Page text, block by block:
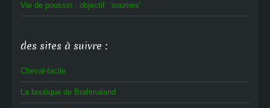
Vie de poussin : objectif ‘sourires’
des sites à suivre :
Cheval-facile
La boutique de Brahmaland